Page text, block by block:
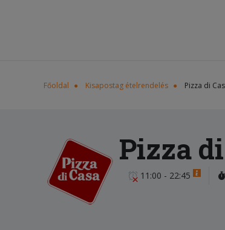
Főoldal Kisapostag ételrendelés Pizza di
Pizza
11:00 - 22:45